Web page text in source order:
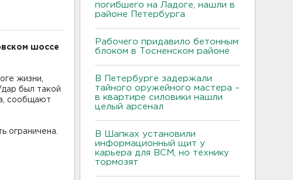
шоссе
жизни,
был такой
сообщают
ограничена.
погибшего на Ладоге, нашли в
районе Петербурга
Рабочего придавило бетонным
блоком в Тосненском районе
В Петербурге задержали
тайного оружейного мастера –
в квартире силовики нашли
целый арсенал
В Шапках установили
информационный щит у
карьера для ВСМ, но технику
тормозят